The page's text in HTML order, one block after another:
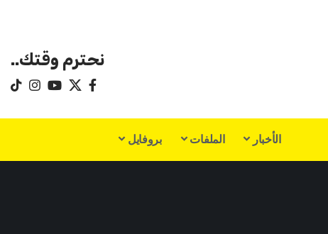
نحترم وقتك..
الأخبار الملفات بروفايل